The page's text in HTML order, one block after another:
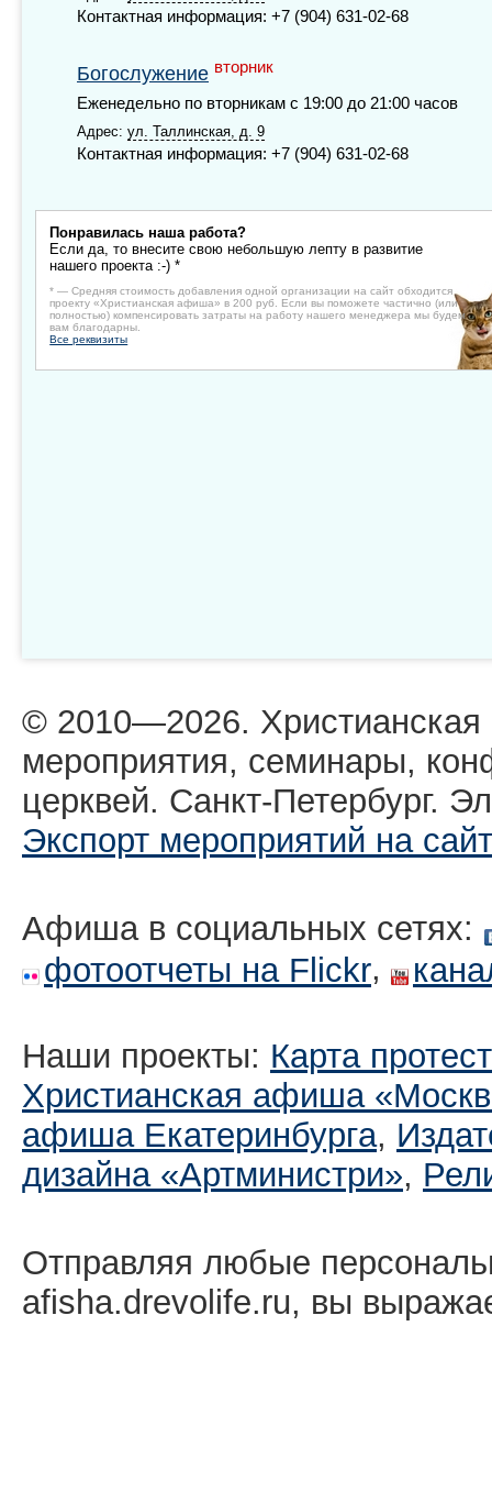
Контактная информация: +7 (904) 631-02-68
Богослужение вторник
Еженедельно по вторникам с 19:00 до 21:00 часов
Адрес: ул. Таллинская, д. 9
Контактная информация: +7 (904) 631-02-68
Понравилась наша работа?
Если да, то внесите свою небольшую лепту в развитие
нашего проекта :-) *
* — Средняя стоимость добавления одной организации на сайт обходится
проекту «Христианская афиша» в 200 руб. Если вы поможете частично (или
полностью) компенсировать затраты на работу нашего менеджера мы будем
вам благодарны.
Все реквизиты
© 2010—2026.
мероприятия, семинары,
церквей. Санкт-Петербург.
Экспорт мероприятий на сайт
Афиша в социальных сетях:
фотоотчеты на Flickr,
Наши проекты: Карта
Христианская афиша
афиша Екатеринбургa,
дизайна «Артминистри»,
Отправляя любые
afisha.drevolife.ru, вы